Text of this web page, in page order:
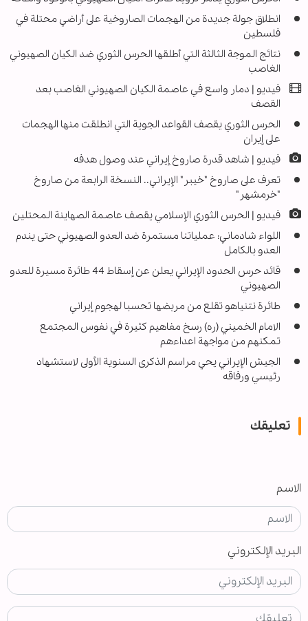
انطلاق جولة جديدة من الهجمات الصاروخية على أراضي محتلة في
فلسطين
نتائج الموجة الثالثة التي أطلقها الحرس الثوري ضد الكيان الصهيوني
الغاصب
فيديو | دمار واسع في عاصمة الكيان الصهيوني الغاصب بعد
القصف
الحرس الثوري يقصف القواعد الجوية التي انطلقت منها الهجمات
على إيران
فيديو | شاهد قدرة صاروخ إيراني عند وصول هدفه
تعرف على صاروخ "خيبر" الإيراني.. النسخة الرابعة من صاروخ
"خرمشهر"
فيديو | الحرس الثوري الإسلامي يقصف عاصمة الصهاينة المحتلين
اللواء شادماني: عملياتنا مستمرة ضد العدو الصهيوني حتى يندم
العدو بالكامل
قائد حرس الحدود الإيراني يعلن عن إسقاط 44 طائرة مسيرة للعدو
الصهيوني
طائرة نتنياهو تقلع من مربضها تحسبا لهجوم إيراني
الامام الخميني (ره) رسخ مفاهيم كثيرة في نفوس المجتمع
تمكنهم من مواجهة اعداءهم
الجيش الإيراني يحي مراسم الذكرى السنوية الأولى لاستشهاد
رئيسي ورفاقه
تعليقك
الاسم
البريد الإلكتروني